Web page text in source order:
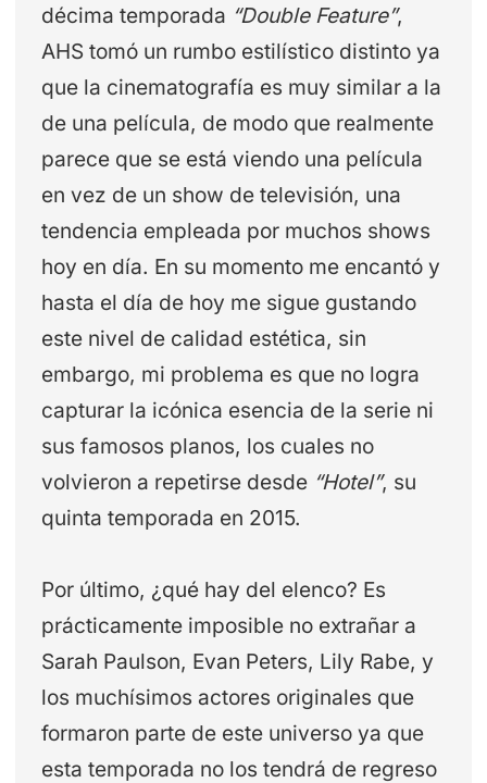
décima temporada “Double Feature”,
AHS tomó un rumbo estilístico distinto ya
que la cinematografía es muy similar a la
de una película, de modo que realmente
parece que se está viendo una película
en vez de un show de televisión, una
tendencia empleada por muchos shows
hoy en día. En su momento me encantó y
hasta el día de hoy me sigue gustando
este nivel de calidad estética, sin
embargo, mi problema es que no logra
capturar la icónica esencia de la serie ni
sus famosos planos, los cuales no
volvieron a repetirse desde “Hotel”, su
quinta temporada en 2015.
Por último, ¿qué hay del elenco? Es
prácticamente imposible no extrañar a
Sarah Paulson, Evan Peters, Lily Rabe, y
los muchísimos actores originales que
formaron parte de este universo ya que
esta temporada no los tendrá de regreso